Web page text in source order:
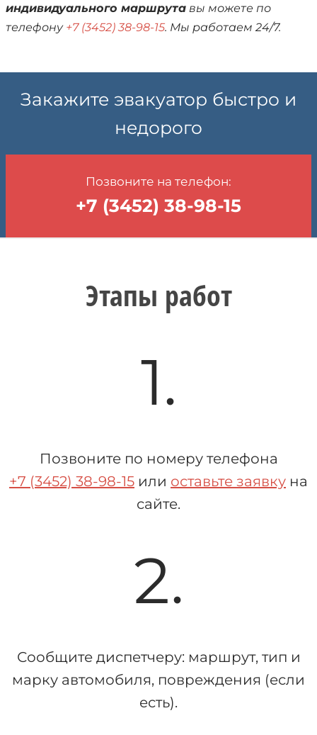
индивидуального маршрута вы можете по
телефону +7 (3452) 38-98-15. Мы работаем 24/7.
Закажите эвакуатор быстро и
недорого
Позвоните на телефон:
+7 (3452) 38-98-15
Этапы работ
1.
Позвоните по номеру телефона
+7 (3452) 38-98-15 или оставьте заявку на
сайте.
2.
Сообщите диспетчеру: маршрут, тип и
марку автомобиля, повреждения (если
есть).